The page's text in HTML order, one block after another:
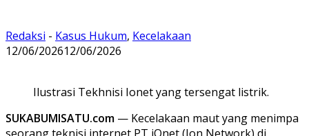
Redaksi - Kasus Hukum, Kecelakaan
12/06/202612/06/2026
Ilustrasi Tekhnisi Ionet yang tersengat listrik.
SUKABUMISATU.com — Kecelakaan maut yang menimpa